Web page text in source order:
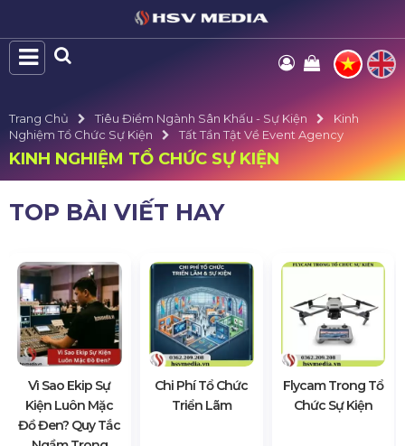
Trang Chủ Tiêu Điểm Ngành Sân Khấu - Sự Kiện
Kinh
Nghiệm Tổ Chức Sự Kiện
Tất Tần Tật Về Event Agency
KINH NGHIỆM TỔ CHỨC SỰ KIỆN
TOP BÀI VIẾT HAY
Vì Sao Ekip Sự
Kiện Luôn Mặc
Đồ Đen? Quy Tắc
Chi Phí Tổ Chức
Triển Lãm
Flycam Trong Tổ
Chức Sự Kiện